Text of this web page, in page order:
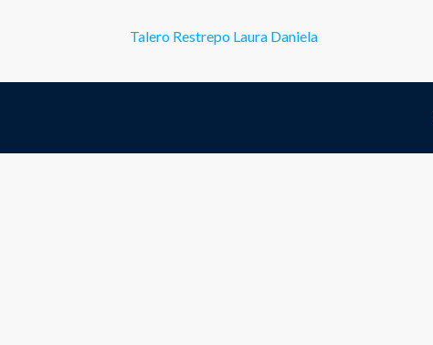
Talero Restrepo Laura Daniela